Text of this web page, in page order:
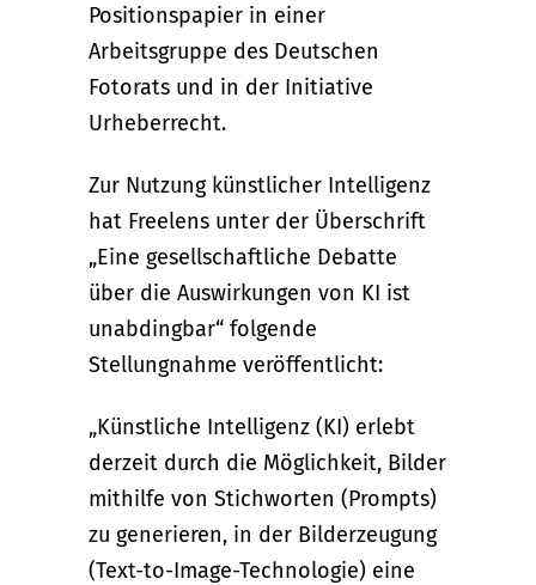
Positionspapier in einer
Arbeitsgruppe des Deutschen
Fotorats und in der Initiative
Urheberrecht.
Zur Nutzung künstlicher Intelligenz
hat Freelens unter der Überschrift
„Eine gesellschaftliche Debatte
über die Auswirkungen von KI ist
unabdingbar“ folgende
Stellungnahme veröffentlicht:
„Künstliche Intelligenz (KI) erlebt
derzeit durch die Möglichkeit, Bilder
mithilfe von Stichworten (Prompts)
zu generieren, in der Bilderzeugung
(Text-to-Image-Technologie) eine